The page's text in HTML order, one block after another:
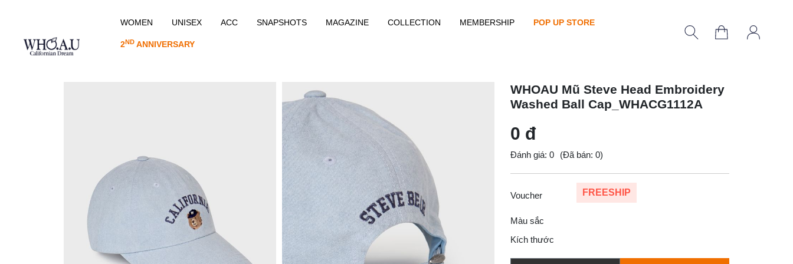
WOMEN UNISEX ACC SNAPSHOTS MAGAZINE COLLECTION MEMBERSHIP POP UP STORE
2NDANNIVERSARY
WHOAU Mũ Steve Head Embroidery
Washed Ball Cap_WHACG1112A
0 đ
Đánh giá: 0 (Đã bán: 0)
Voucher FREESHIP
Màu sắc
Kích thước